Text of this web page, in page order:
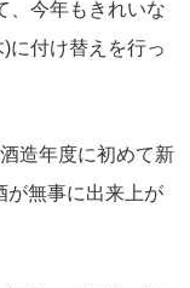
、今年もきれいな
に付け替えを行っ
造年度に初めて新
が無事に出来上が